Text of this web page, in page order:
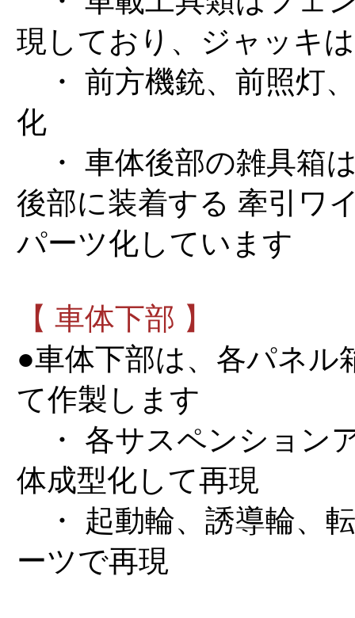
現しており、ジャッキ
・ 前方機銃、前照灯
化
・ 車体後部の雑具箱
後部に装着する 牽引ワ
パーツ化しています
【 車体下部 】
●車体下部は、各パネル
て作製します
・ 各サスペンション
体成型化して再現
・ 起動輪、誘導輪、
ーツで再現